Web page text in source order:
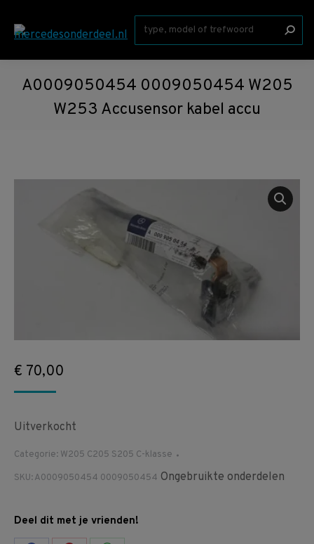
Zoeken:
A0009050454 0009050454 W205
W253 Accusensor kabel accu
€ 70,00
Uitverkocht
Categorie: W205 C205 S205 C-klasse
SKU:A0009050454 0009050454 Ongebruikte onderdelen
Deel dit met je vrienden!